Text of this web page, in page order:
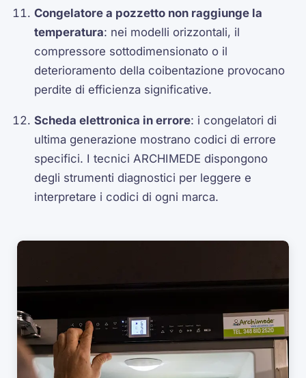
Congelatore a pozzetto non raggiunge la
temperatura: nei modelli orizzontali, il
compressore sottodimensionato o il
deterioramento della coibentazione provocano
perdite di efficienza significative.
Scheda elettronica in errore: i congelatori di
ultima generazione mostrano codici di errore
specifici. I tecnici ARCHIMEDE dispongono
degli strumenti diagnostici per leggere e
interpretare i codici di ogni marca.